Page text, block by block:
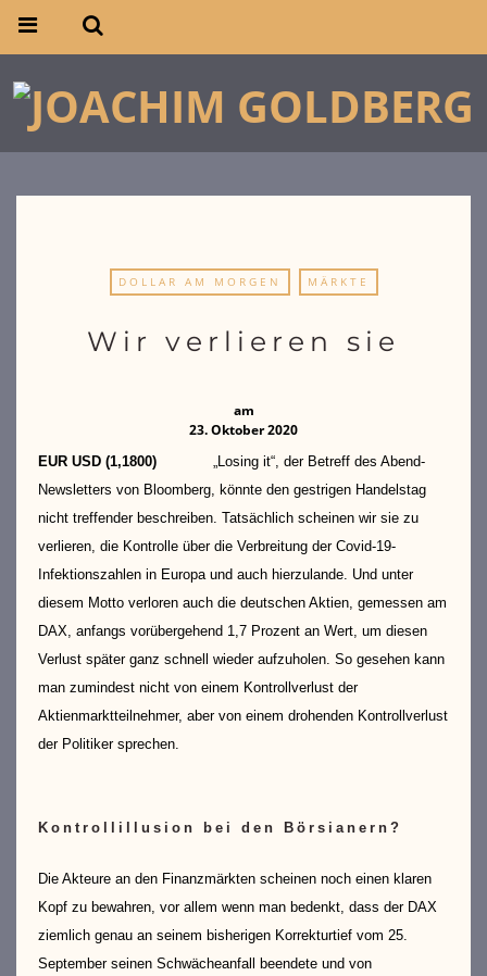
DOLLAR AM MORGEN MÄRKTE
Wir verlieren sie
am
23. Oktober 2020
EUR USD (1,1800) „Losing it“, der Betreff des Abend-
Newsletters von Bloomberg, könnte den gestrigen Handelstag
nicht treffender beschreiben. Tatsächlich scheinen wir sie zu
verlieren, die Kontrolle über die Verbreitung der Covid-19-
Infektionszahlen in Europa und auch hierzulande. Und unter
diesem Motto verloren auch die deutschen Aktien, gemessen am
DAX, anfangs vorübergehend 1,7 Prozent an Wert, um diesen
Verlust später ganz schnell wieder aufzuholen. So gesehen kann
man zumindest nicht von einem Kontrollverlust der
Aktienmarktteilnehmer, aber von einem drohenden Kontrollverlust
der Politiker sprechen.
Kontrollillusion bei den Börsianern?
Die Akteure an den Finanzmärkten scheinen noch einen klaren
Kopf zu bewahren, vor allem wenn man bedenkt, dass der DAX
ziemlich genau an seinem bisherigen Korrekturtief vom 25.
September seinen Schwächeanfall beendete und von